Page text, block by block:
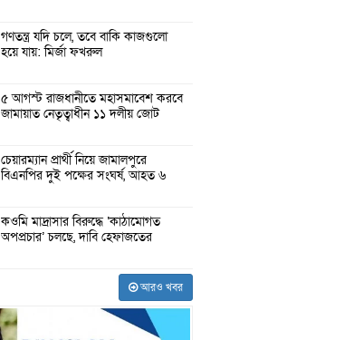
গণতন্ত্র যদি চলে, তবে বাকি কাজগুলো
হয়ে যায়: মির্জা ফখরুল
৫ আগস্ট রাজধানীতে মহাসমাবেশ করবে
জামায়াত নেতৃত্বাধীন ১১ দলীয় জোট
চেয়ারম্যান প্রার্থী নিয়ে জামালপুরে
বিএনপির দুই পক্ষের সংঘর্ষ, আহত ৬
কওমি মাদ্রাসার বিরুদ্ধে ‘কাঠামোগত
অপপ্রচার’ চলছে, দাবি হেফাজতের
আরও খবর